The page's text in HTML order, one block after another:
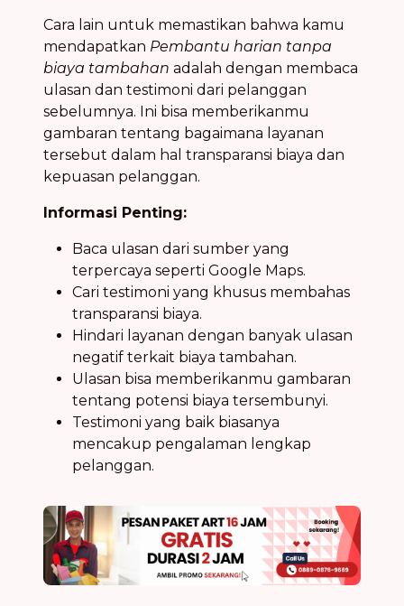
Cara lain untuk memastikan bahwa kamu
mendapatkan Pembantu harian tanpa
biaya tambahan adalah dengan membaca
ulasan dan testimoni dari pelanggan
sebelumnya. Ini bisa memberikanmu
gambaran tentang bagaimana layanan
tersebut dalam hal transparansi biaya dan
kepuasan pelanggan.
Informasi Penting:
Baca ulasan dari sumber yang
terpercaya seperti Google Maps.
Cari testimoni yang khusus membahas
transparansi biaya.
Hindari layanan dengan banyak ulasan
negatif terkait biaya tambahan.
Ulasan bisa memberikanmu gambaran
tentang potensi biaya tersembunyi.
Testimoni yang baik biasanya
mencakup pengalaman lengkap
pelanggan.